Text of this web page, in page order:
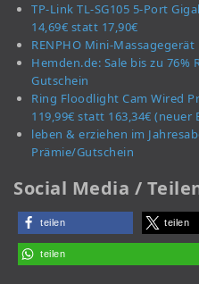
TP-Link TL-SG105 5-Port
14,69€ statt 17,90€
RENPHO Mini-
Hemden.de: Sale bis zu 76%
Gutschein
Ring Floodlight Cam Wired
119,99€ statt 163,34€ (neuer
leben & erziehen im
Prämie/Gutschein
Social Media /
teilen teilen
teilen